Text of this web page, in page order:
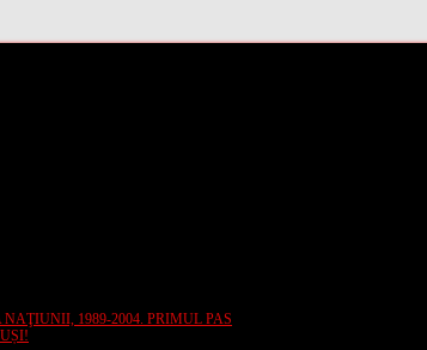
NAŢIUNII, 1989-2004. PRIMUL PAS